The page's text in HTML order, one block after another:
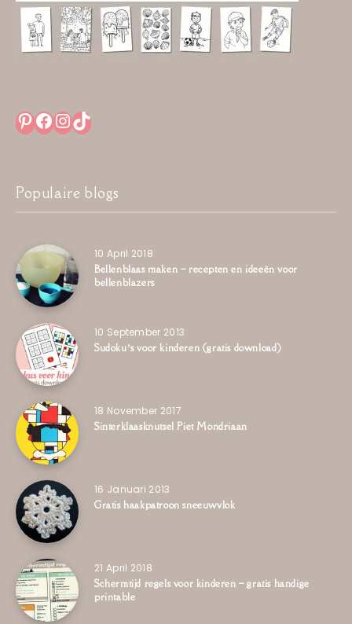
Pinterest
Facebook
Instagram
TikTok
Populaire blogs
10 April 2018
Bellenblaas maken – recepten en ideeën voor
bellenblazers
10 September 2013
Sudoku’s voor kinderen (gratis download)
18 November 2017
Sinterklaasknutsel Piet Mondriaan
16 Januari 2013
Gratis haakpatroon sneeuwvlok
21 April 2018
Schermtijd regels voor kinderen – gratis handige
printable